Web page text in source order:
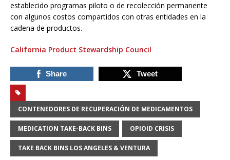
establecido programas piloto o de recolección permanente
con algunos costos compartidos con otras entidades en la
cadena de productos.
California Product Stewardship Council
Share Tweet
CONTENEDORES DE RECUPERACIÓN DE MEDICAMENTOS
MEDICATION TAKE-BACK BINS OPIOID CRISIS
TAKE BACK BINS LOS ANGELES & VENTURA